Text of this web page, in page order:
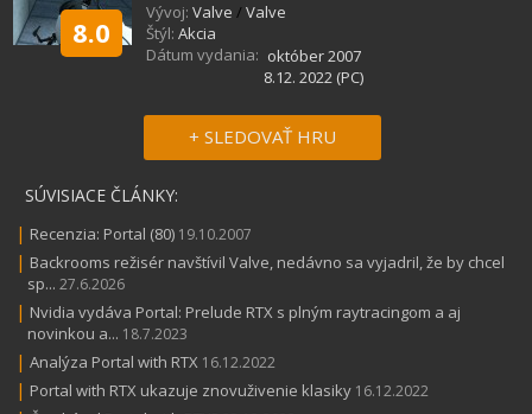
8.0
Vývoj: Valve / Valve
Štýl: Akcia
Dátum vydania: október 2007
8.12. 2022 (PC)
+ SLEDOVAŤ HRU
SÚVISIACE ČLÁNKY:
| Recenzia: Portal (80) 19.10.2007
| Backrooms režisér navštívil Valve, nedávno sa vyjadril, že by chcel
sp... 27.6.2026
| Nvidia vydáva Portal: Prelude RTX s plným raytracingom a aj
novinkou a... 18.7.2023
| Analýza Portal with RTX 16.12.2022
| Portal with RTX ukazuje znovuživenie klasiky 16.12.2022